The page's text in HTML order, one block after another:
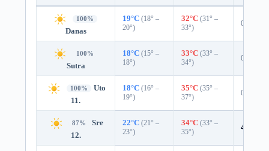
100%
Danas
19°C (18° –
20°)
32°C (31° –
33°)
0%
100%
Sutra
18°C (15° –
18°)
33°C (33° –
34°)
0%
100%
Uto
11.
18°C (16° –
19°)
35°C (35° –
37°)
0%
87%
Sre
12.
22°C (21° –
23°)
34°C (33° –
35°)
4%